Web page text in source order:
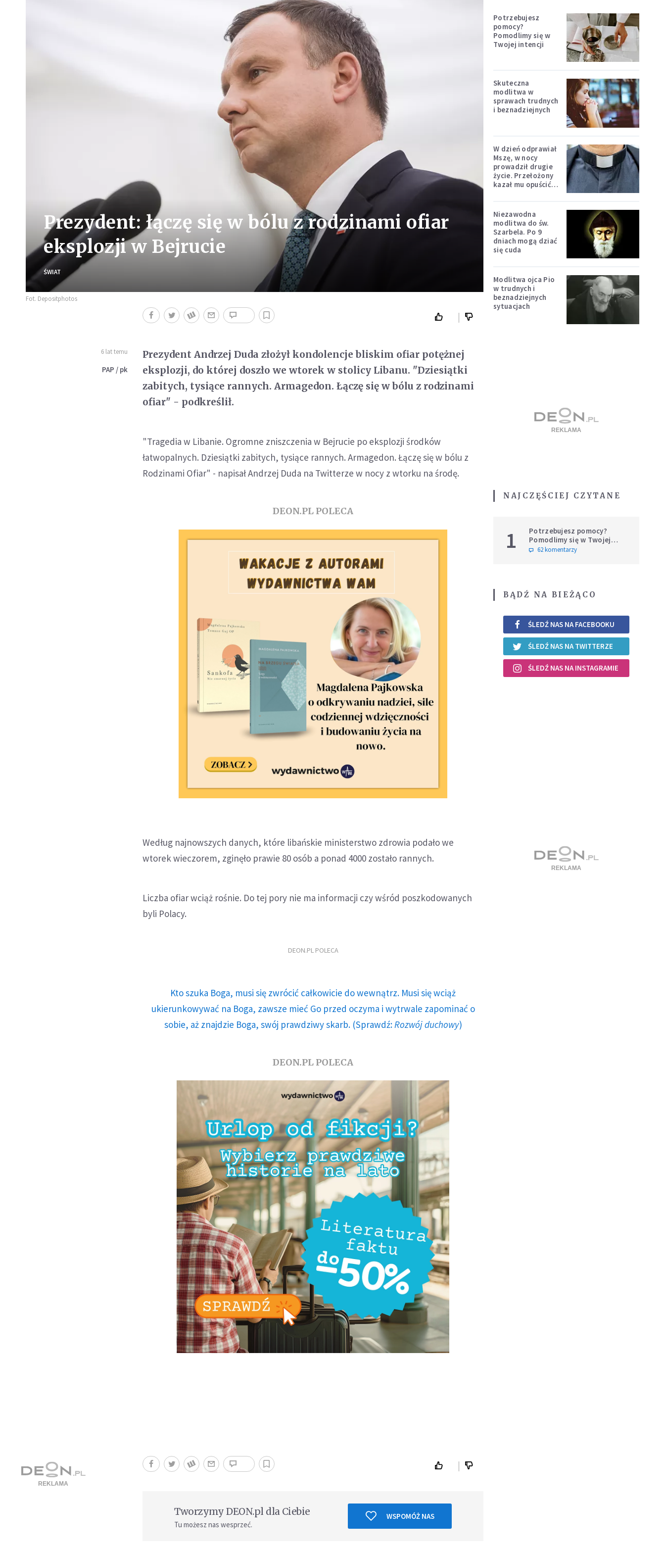
Prezydent: łączę się w bólu z rodzinami ofiar
eksplozji w Bejrucie
ŚWIAT
Fot. Depositphotos
6 lat temu
PAP / pk
Prezydent Andrzej Duda złożył kondolencje bliskim ofiar potężnej
eksplozji, do której doszło we wtorek w stolicy Libanu. "Dziesiątki
zabitych, tysiące rannych. Armagedon. Łączę się w bólu z rodzinami
ofiar" - podkreślił.
"Tragedia w Libanie. Ogromne zniszczenia w Bejrucie po eksplozji środków
łatwopalnych. Dziesiątki zabitych, tysiące rannych. Armagedon. Łączę się w bólu z
Rodzinami Ofiar" - napisał Andrzej Duda na Twitterze w nocy z wtorku na środę.
DEON.PL POLECA
Według najnowszych danych, które libańskie ministerstwo zdrowia podało we
wtorek wieczorem, zginęło prawie 80 osób a ponad 4000 zostało rannych.
Liczba ofiar wciąż rośnie. Do tej pory nie ma informacji czy wśród poszkodowanych
byli Polacy.
DEON.PL POLECA
Kto szuka Boga, musi się zwrócić całkowicie do wewnątrz. Musi się wciąż
ukierunkowywać na Boga, zawsze mieć Go przed oczyma i wytrwale zapominać o
sobie, aż znajdzie Boga, swój prawdziwy skarb. (Sprawdź: Rozwój duchowy)
DEON.PL POLECA
Tworzymy DEON.pl dla Ciebie
Tu możesz nas wesprzeć.
WSPOMÓŻ NAS
Potrzebujesz
pomocy?
Pomodlimy się w
Twojej intencji
Skuteczna
modlitwa w
sprawach trudnych
i beznadziejnych
W dzień odprawiał
Mszę, w nocy
prowadził drugie
życie. Przełożony
kazał mu opuścić
Niezawodna
modlitwa do św.
Szarbela. Po 9
dniach mogą dziać
się cuda
Modlitwa ojca Pio
w trudnych i
beznadziejnych
sytuacjach
NAJCZĘŚCIEJ CZYTANE
1
Potrzebujesz pomocy?
Pomodlimy się w Twojej
intencji
62 komentarzy
BĄDŹ NA BIEŻĄCO
ŚLEDŹ NAS NA FACEBOOKU
ŚLEDŹ NAS NA TWITTERZE
ŚLEDŹ NAS NA INSTAGRAMIE